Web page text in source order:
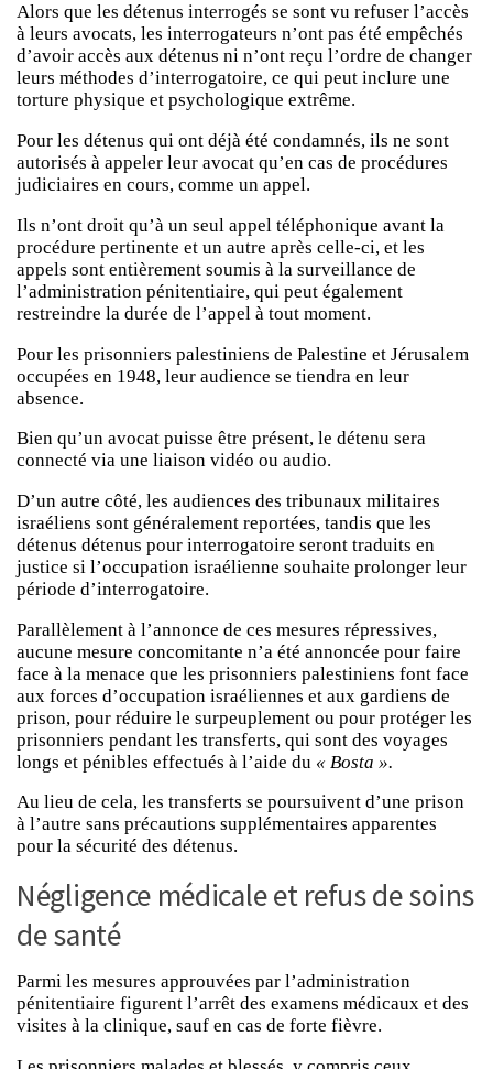
Alors que les détenus interrogés se sont vu refuser l’accès
à leurs avocats, les interrogateurs n’ont pas été empêchés
d’avoir accès aux détenus ni n’ont reçu l’ordre de changer
leurs méthodes d’interrogatoire, ce qui peut inclure une
torture physique et psychologique extrême.
Pour les détenus qui ont déjà été condamnés, ils ne sont
autorisés à appeler leur avocat qu’en cas de procédures
judiciaires en cours, comme un appel.
Ils n’ont droit qu’à un seul appel téléphonique avant la
procédure pertinente et un autre après celle-ci, et les
appels sont entièrement soumis à la surveillance de
l’administration pénitentiaire, qui peut également
restreindre la durée de l’appel à tout moment.
Pour les prisonniers palestiniens de Palestine et Jérusalem
occupées en 1948, leur audience se tiendra en leur
absence.
Bien qu’un avocat puisse être présent, le détenu sera
connecté via une liaison vidéo ou audio.
D’un autre côté, les audiences des tribunaux militaires
israéliens sont généralement reportées, tandis que les
détenus détenus pour interrogatoire seront traduits en
justice si l’occupation israélienne souhaite prolonger leur
période d’interrogatoire.
Parallèlement à l’annonce de ces mesures répressives,
aucune mesure concomitante n’a été annoncée pour faire
face à la menace que les prisonniers palestiniens font face
aux forces d’occupation israéliennes et aux gardiens de
prison, pour réduire le surpeuplement ou pour protéger les
prisonniers pendant les transferts, qui sont des voyages
longs et pénibles effectués à l’aide du « Bosta ».
Au lieu de cela, les transferts se poursuivent d’une prison
à l’autre sans précautions supplémentaires apparentes
pour la sécurité des détenus.
Négligence médicale et refus de soins
de santé
Parmi les mesures approuvées par l’administration
pénitentiaire figurent l’arrêt des examens médicaux et des
visites à la clinique, sauf en cas de forte fièvre.